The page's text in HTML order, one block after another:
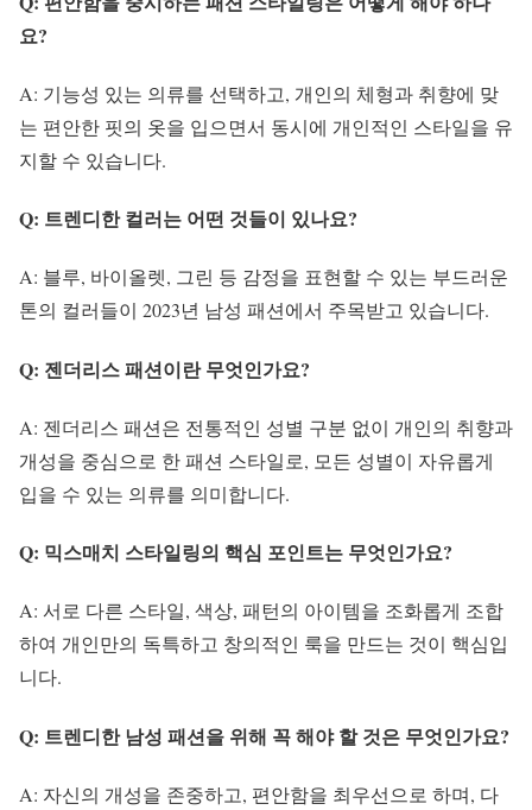
요?
A: 기능성 있는 의류를 선택하고, 개인의 체형과 취향에 맞
는 편안한 핏의 옷을 입으면서 동시에 개인적인 스타일을 유
지할 수 있습니다.
Q: 트렌디한 컬러는 어떤 것들이 있나요?
A: 블루, 바이올렛, 그린 등 감정을 표현할 수 있는 부드러운
톤의 컬러들이 2023년 남성 패션에서 주목받고 있습니다.
Q: 젠더리스 패션이란 무엇인가요?
A: 젠더리스 패션은 전통적인 성별 구분 없이 개인의 취향과
개성을 중심으로 한 패션 스타일로, 모든 성별이 자유롭게
입을 수 있는 의류를 의미합니다.
Q: 믹스매치 스타일링의 핵심 포인트는 무엇인가요?
A: 서로 다른 스타일, 색상, 패턴의 아이템을 조화롭게 조합
하여 개인만의 독특하고 창의적인 룩을 만드는 것이 핵심입
니다.
Q: 트렌디한 남성 패션을 위해 꼭 해야 할 것은 무엇인가요?
A: 자신의 개성을 존중하고, 편안함을 최우선으로 하며, 다